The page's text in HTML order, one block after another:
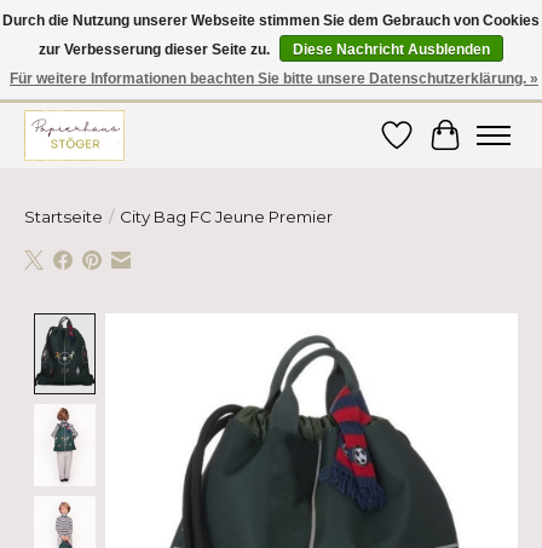
Hier finden Sie hochwertige Produkte im Bereich Schule, Büro, Papier,
Schreiben und vieles mehr! Erhalten Sie Ihre Bestellung bequem nach
Hause oder ins Büro geliefert!
Wunschzettel
Ihr
Startseite / City Bag FC Jeune Premier
Durch die Nutzung unserer Webseite stimmen Sie dem Gebrauch von Cookies
zur Verbesserung dieser Seite zu.
Diese Nachricht Ausblenden
Für weitere Informationen beachten Sie bitte unsere Datenschutzerklärung. »